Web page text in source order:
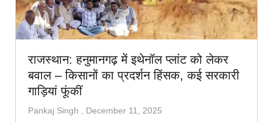
राजस्थान: हनुमानगढ़ में इथेनॉल प्लांट को लेकर
बवाल – किसानों का प्रदर्शन हिंसक, कई सरकारी
गाड़ियां फूंकीं
Pankaj Singh December 11, 2025